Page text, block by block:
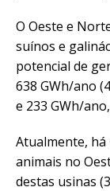
O Oeste e
suínos e
potencial de
638 GWh/ano
e 233 GWh/
Atualmente, há
animais no
destas usinas